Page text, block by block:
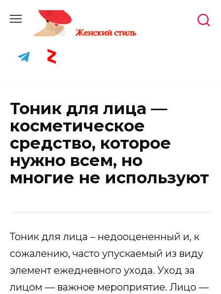
content
Тоник для лица —
косметическое
средство, которое
нужно всем, но
многие не используют
Тоник для лица – недооцененный и, к
сожалению, часто упускаемый из виду
элемент ежедневного ухода. Уход за
лицом — важное мероприятие. Лицо —